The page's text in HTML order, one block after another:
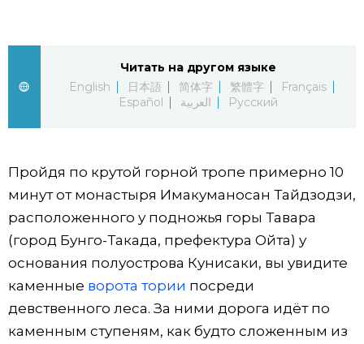
Жизнь
Технологии
От редакции
Читать на другом языке
English
日本語 简体字 繁體字
Français
Español
العربية Русский
Пройдя по крутой горной тропе примерно 10
минут от монастыря Имакуманосан Тайдзодзи,
расположенного у подножья горы Тавара
(город Бунго-Такада, префектура Ойта) у
основания полуострова Кунисаки, вы увидите
каменные ворота тории посреди
девственного леса. За ними дорога идёт по
каменным ступеням, как будто сложенным из